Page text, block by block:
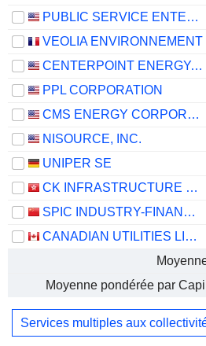
PUBLIC SERVICE ENTERPRISE GROUP, INC.
VEOLIA ENVIRONNEMENT
CENTERPOINT ENERGY, INC.
PPL CORPORATION
CMS ENERGY CORPORATION
NISOURCE, INC.
UNIPER SE
CK INFRASTRUCTURE HOLDINGS LIMITED
SPIC INDUSTRY-FINANCE HOLDINGS CO., LTD.
CANADIAN UTILITIES LIMITED
Moyenne pondérée par
Services multiples aux